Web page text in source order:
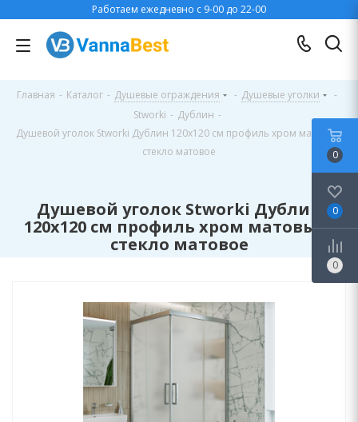
Работаем ежедневно с 9-00 до 22-00
Главная - Каталог - Душевые ограждения - Душевые уголки
-
Stworki - Дублин -
Душевой уголок Stworki Дублин 120x120 см профиль хром матовый,
стекло матовое
Душевой уголок Stworki Дублин
120x120 см профиль хром матовый,
стекло матовое
0
0
0